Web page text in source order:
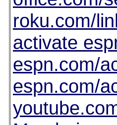
roku.com/
activate
espn.com/
espn.com/